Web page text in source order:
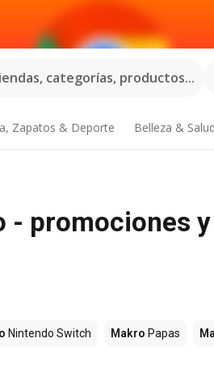
categorías, productos...
Zapatos & Deporte Belleza & Salud
- promociones
Nintendo Switch Makro Papas